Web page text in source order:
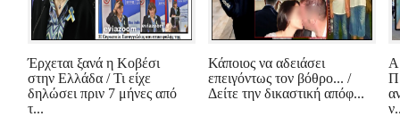
Έρχεται ξανά η Κοβέσι
στην Ελλάδα / Τι είχε
δηλώσει πριν 7 μήνες από
τ...
Κάποιος να αδειάσει
επειγόντως τον βόθρο... /
Δείτε την δικαστική απόφ...